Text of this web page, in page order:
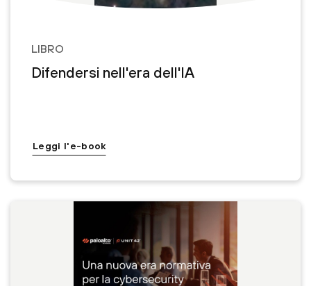
LIBRO
Difendersi nell'era dell'IA
Leggi l'e-book